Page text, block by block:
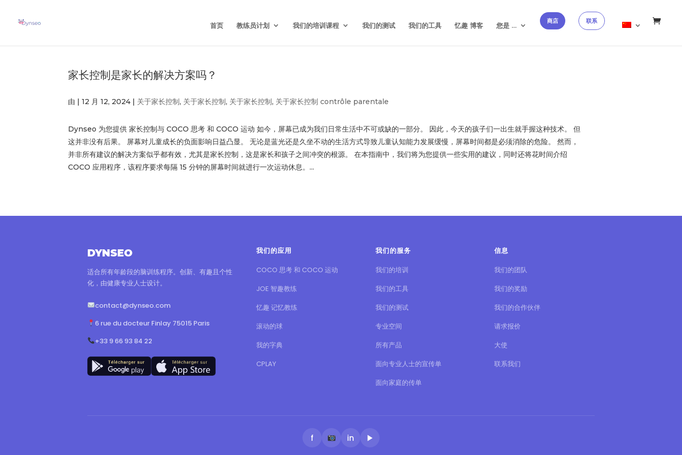
首页
教练员计划 我们的培训课程 我们的测试 我们的工具 忆趣 博客 您是 …
商店 联系
家长控制是家长的解决方案吗？
由 |12 月 12, 2024 | 关于家长控制, 关于家长控制, 关于家长控制, 关于家长控制 contrôle parentale
Dynseo 为您提供 家长控制与 COCO 思考 和 COCO 运动 如今，屏幕已成为我们日常生活中不可或缺的一部分。 因此，今天的孩子们一出生就手握这种技术。 但
这并非没有后果。 屏幕对儿童成长的负面影响日益凸显。 无论是蓝光还是久坐不动的生活方式导致儿童认知能力发展缓慢，屏幕时间都是必须消除的危险。 然而，
并非所有建议的解决方案似乎都有效，尤其是家长控制，这是家长和孩子之间冲突的根源。 在本指南中，我们将为您提供一些实用的建议，同时还将花时间介绍
COCO 应用程序，该程序要求每隔 15 分钟的屏幕时间就进行一次运动休息。...
DYNSEO
适合所有年龄段的脑训练程序。创新、有趣且个性
化，由健康专业人士设计。
contact@dynseo.com
6 rue du docteur Finlay 75015 Paris
+33 9 66 93 84 22
我们的应用
COCO 思考 和 COCO 运动
JOE 智趣教练
忆趣 记忆教练
滚动的球
我的字典
CPLAY
我们的服务
我们的培训
我们的工具
我们的测试
专业空间
所有产品
面向专业人士的宣传单
面向家庭的传单
信息
我们的团队
我们的奖励
我们的合作伙伴
请求报价
大使
联系我们
f in ▶